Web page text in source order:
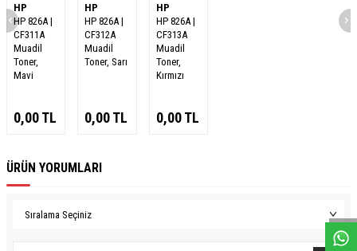
HP
HP 826A |
CF311A
Muadil
Toner,
Mavi
0,00TL
HP
HP 826A |
CF312A
Muadil
Toner, Sarı
0,00TL
HP
HP 826A |
CF313A
Muadil
Toner,
Kırmızı
0,00TL
ÜRÜN YORUMLARI